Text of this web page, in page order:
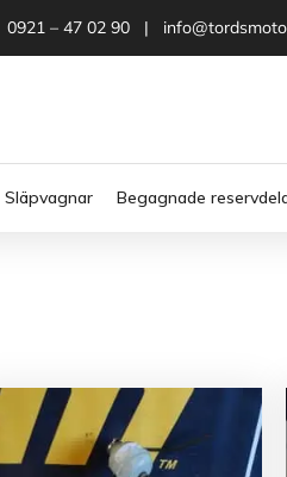
0921 – 47 02 90 |
Släpvagnar Begagnade